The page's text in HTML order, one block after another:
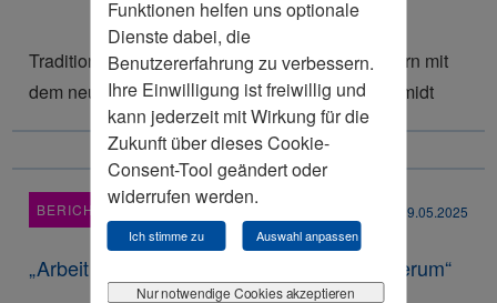
Funktionen helfen uns optionale
Dienste dabei, die
Benutzererfahrung zu verbessern.
Ihre Einwilligung ist freiwillig und
kann jederzeit mit Wirkung für die
Zukunft über dieses Cookie-
Consent-Tool geändert oder
widerrufen werden.
Ich stimme zu Auswahl anpassen
Nur notwendige Cookies akzeptieren
Traditionelles Spargelessen der Sektion Stormarn mit
dem neuen Bundestagabgeordneten Henri Schmidt
BERICHT 19.05.2025
„Arbeit bewirkt Integration – nicht andersherum“